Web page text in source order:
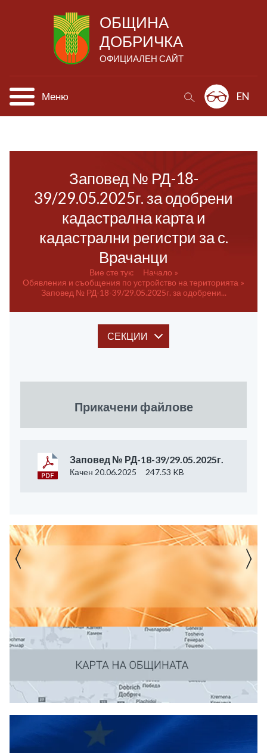
ОБЩИНА
ДОБРИЧКА
ОФИЦИАЛЕН САЙТ
Меню EN
Заповед № РД-18-
39/29.05.2025г. за одобрени
кадастрална карта и
кадастрални регистри за с.
Врачанци
Вие сте тук:
Начало
Обявления и съобщения по устройство на територията
Заповед № РД-18-39/29.05.2025г. за одобрени...
СЕКЦИИ
Прикачени файлове
Заповед № РД-18-39/29.05.2025г.
Качен 20.06.2025 247.53 KB